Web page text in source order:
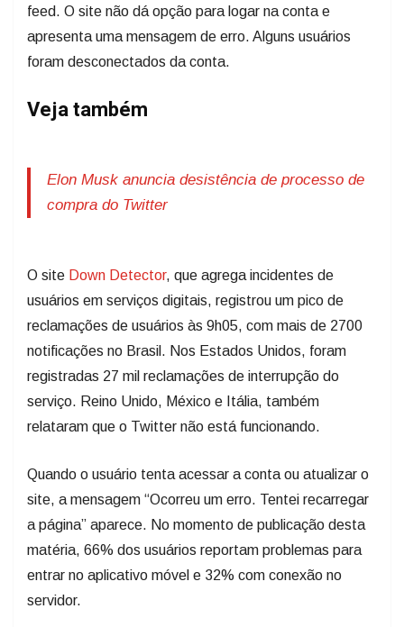
feed. O site não dá opção para logar na conta e
apresenta uma mensagem de erro. Alguns usuários
foram desconectados da conta.
Veja também
Elon Musk anuncia desistência de processo de
compra do Twitter
O site Down Detector, que agrega incidentes de
usuários em serviços digitais, registrou um pico de
reclamações de usuários às 9h05, com mais de 2700
notificações no Brasil. Nos Estados Unidos, foram
registradas 27 mil reclamações de interrupção do
serviço. Reino Unido, México e Itália, também
relataram que o Twitter não está funcionando.
Quando o usuário tenta acessar a conta ou atualizar o
site, a mensagem “Ocorreu um erro. Tentei recarregar
a página” aparece. No momento de publicação desta
matéria, 66% dos usuários reportam problemas para
entrar no aplicativo móvel e 32% com conexão no
servidor.